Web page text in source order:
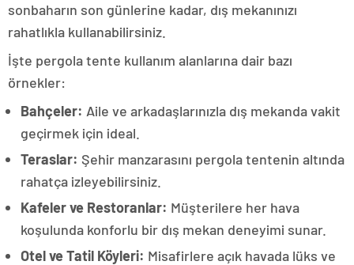
sonbaharın son günlerine kadar, dış mekanınızı
rahatlıkla kullanabilirsiniz.
İşte pergola tente kullanım alanlarına dair bazı
örnekler:
Bahçeler: Aile ve arkadaşlarınızla dış mekanda vakit
geçirmek için ideal.
Teraslar: Şehir manzarasını pergola tentenin altında
rahatça izleyebilirsiniz.
Kafeler ve Restoranlar: Müşterilere her hava
koşulunda konforlu bir dış mekan deneyimi sunar.
Otel ve Tatil Köyleri: Misafirlere açık havada lüks ve